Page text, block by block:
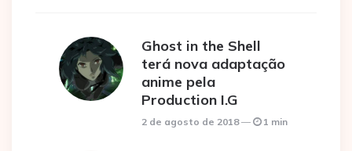
Ghost in the Shell
terá nova adaptação
anime pela
Production I.G
2 de agosto de 2018 1 min